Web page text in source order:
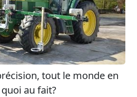
tout le monde en
quoi au fait?